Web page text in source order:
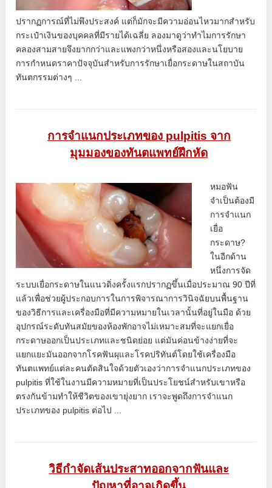
ปรากฏการณ์ที่ไม่พึงประสงค์ แต่ก็มักจะมีความอ่อนไหวมากสำหรับ
กระเป๋าเงินของบุคคลที่มีรายได้เฉลี่ย ลองมาดูว่าทำไมการรักษา
คลองสามสายจึงยากกว่าและแพงกว่าหนึ่งหรือสองและนโยบาย
การกำหนดราคาปัจจุบันสำหรับการรักษาเยื่อกระดาษในสถาบัน
ทันตกรรมต่างๆ ...
การจำแนกประเภทของ pulpitis จาก
มุมมองของทันตแพทย์ฝึกหัด
หมอฟัน
จำเป็นต้องมี
การจำแนก
เยื่อ
กระดาษ?
ในอีกด้าน
หนึ่งการจัด
ระบบเยื่อกระดาษในแนวดิ่งครั้งแรกปรากฏขึ้นเมื่อประมาณ 90 ปีที่
แล้วเพื่อช่วยผู้ประกอบการในการพิจารณาการวินิจฉัยบนพื้นฐาน
ของวิธีการและเครื่องมือที่มีความหมายในเวลานั้นที่อยู่ในมือ ด้วย
อุปกรณ์ระดับทันสมัยของห้องพักอาจไม่เหมาะสมที่จะแยกเยื่อ
กระดาษออกเป็นประเภทและชนิดย่อย แต่มันค่อนข้างง่ายที่จะ
แยกแยะมันออกจากโรคฟันผุและโรคปริทันต์โดยใช้เครื่องมือ
ทันตแพทย์แต่ละคนตัดสินใจด้วยตัวเองว่าการจำแนกประเภทของ
pulpitis ที่ใช้ในงานมีความหมายที่เป็นประโยชน์สำหรับเขาหรือ
ตรงกันข้ามทำให้ชีวิตของเขายุ่งยาก เราจะพูดถึงการจำแนก
ประเภทของ pulpitis ต่อไป ...
วิธีกำจัดเส้นประสาทออกจากฟันและ